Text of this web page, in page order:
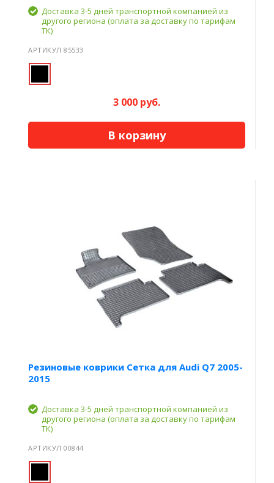
Доставка 3-5 дней транспортной компанией из
другого региона (оплата за доставку по тарифам
ТК)
АРТИКУЛ 85533
3 000 руб.
В корзину
Резиновые коврики Сетка для Audi Q7 2005-
2015
Доставка 3-5 дней транспортной компанией из
другого региона (оплата за доставку по тарифам
ТК)
АРТИКУЛ 00844